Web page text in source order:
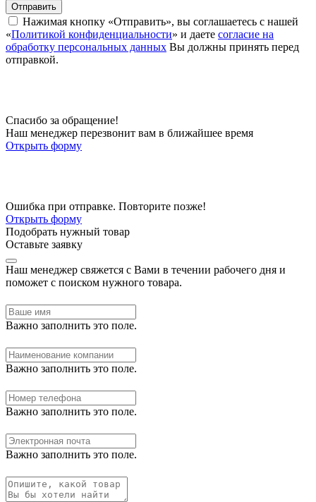
Отправить
Нажимая кнопку «Отправить», вы соглашаетесь с нашей
«Политикой конфиденциальности» и даете согласие на
обработку персональных данных Вы должны принять перед
отправкой.
Спасибо за обращение!
Наш менеджер перезвонит вам в ближайшее время
Открыть форму
Ошибка при отправке. Повторите позже!
Открыть форму
Подобрать нужный товар
Оставьте заявку
Наш менеджер свяжется с Вами в течении рабочего дня и
поможет с поиском нужного товара.
Важно заполнить это поле.
Важно заполнить это поле.
Важно заполнить это поле.
Важно заполнить это поле.